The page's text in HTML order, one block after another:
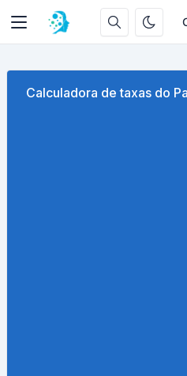
Calculadora de taxas do